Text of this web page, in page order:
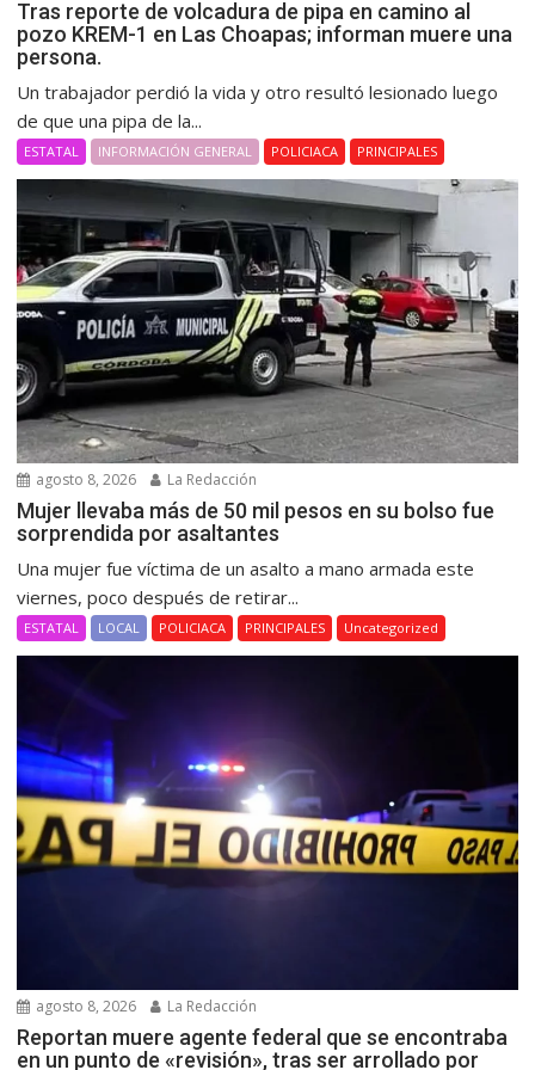
Tras reporte de volcadura de pipa en camino al
pozo KREM-1 en Las Choapas; informan muere una
persona.
Un trabajador perdió la vida y otro resultó lesionado luego
de que una pipa de la...
ESTATAL INFORMACIÓN GENERAL POLICIACA PRINCIPALES
agosto 8, 2026 La Redacción
Mujer llevaba más de 50 mil pesos en su bolso fue
sorprendida por asaltantes
Una mujer fue víctima de un asalto a mano armada este
viernes, poco después de retirar...
ESTATAL LOCAL POLICIACA PRINCIPALES Uncategorized
agosto 8, 2026 La Redacción
Reportan muere agente federal que se encontraba
en un punto de «revisión», tras ser arrollado por